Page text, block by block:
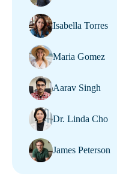
Isabella Torres
Maria Gomez
Aarav Singh
Dr. Linda Cho
James Peterson